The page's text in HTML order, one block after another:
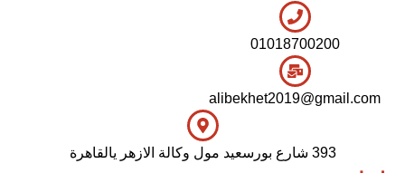
01018700200
alibekhet2019@gmail.com
393 شارع بورسعيد مول وكالة الازهر يالقاهرة